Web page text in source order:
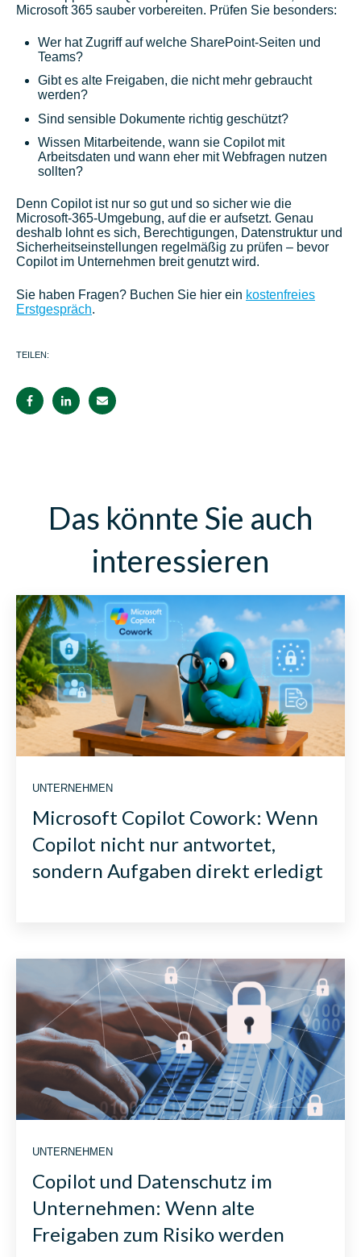
Microsoft 365 sauber vorbereiten. Prüfen Sie besonders:
Wer hat Zugriff auf welche SharePoint-Seiten und
Teams?
Gibt es alte Freigaben, die nicht mehr gebraucht
werden?
Sind sensible Dokumente richtig geschützt?
Wissen Mitarbeitende, wann sie Copilot mit
Arbeitsdaten und wann eher mit Webfragen nutzen
sollten?
Denn Copilot ist nur so gut und so sicher wie die
Microsoft-365-Umgebung, auf die er aufsetzt. Genau
deshalb lohnt es sich, Berechtigungen, Datenstruktur und
Sicherheitseinstellungen regelmäßig zu prüfen – bevor
Copilot im Unternehmen breit genutzt wird.
Sie haben Fragen? Buchen Sie hier ein kostenfreies
Erstgespräch.
TEILEN:
Das könnte Sie auch
interessieren
UNTERNEHMEN
Microsoft Copilot Cowork: Wenn
Copilot nicht nur antwortet,
sondern Aufgaben direkt erledigt
UNTERNEHMEN
Copilot und Datenschutz im
Unternehmen: Wenn alte
Freigaben zum Risiko werden